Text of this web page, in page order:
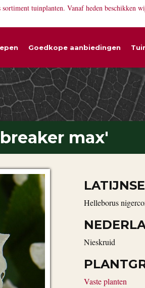
tuinplanten. Vanaf heden beschikken
Goedkope aanbiedingen
max'
Helleborus
Nieskruid
Vaste planten